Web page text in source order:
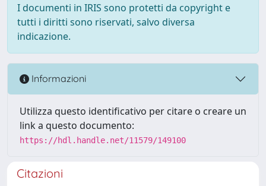
I documenti in IRIS sono protetti da copyright e
tutti i diritti sono riservati, salvo diversa
indicazione.
Informazioni
Utilizza questo identificativo per citare o creare un
link a questo documento:
https://hdl.handle.net/11579/149100
Citazioni